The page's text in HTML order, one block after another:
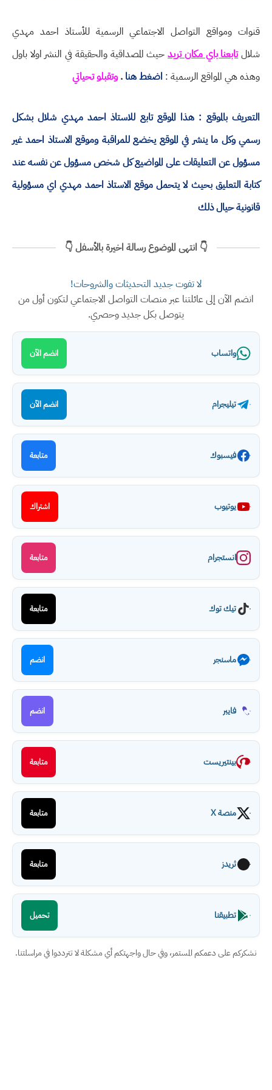
قنوات ومواقع التواصل الاجتماعي الرسمية للأستاذ احمد مهدي
شلالتابعنا باي مكان تريدحيث المصداقية والحقيقة في النشر اولا باول
وهذه هي المواقع الرسمية : اضغط هنا .وتقبلو تحياتي
التعريف بالموقع : هذا الموقع تابع للاستاذ احمد مهدي شلال بشكل
رسمي وكل ما ينشر في الموقع يخضع للمراقبة وموقع الاستاذ احمد غير
مسؤول عن التعليقات على المواضيع كل شخص مسؤول عن نفسه عند
كتابة التعليق بحيث لا يتحمل موقع الاستاذ احمد مهدي اي مسؤولية
قانونية حيال ذلك
👇 انتهى الموضوع رسالة اخيرة بالأسفل 👇
لا تفوت جديد التحديثات والشروحات!
انضم الآن إلى عائلتنا عبر منصات التواصل الاجتماعي لتكون أول من
يتوصل بكل جديد وحصري.
واتساب انضم الآن
تيليجرام انضم الآن
فيسبوك متابعة
يوتيوب اشتراك
انستجرام متابعة
تيك توك متابعة
ماسنجر انضم
فايبر انضم
بينتيريست متابعة
منصة X متابعة
ثريدز متابعة
تطبيقنا تحميل
نشكركم على دعمكم المستمر، وفي حال واجهتكم أي مشكلة لا تترددوا في مراسلتنا.